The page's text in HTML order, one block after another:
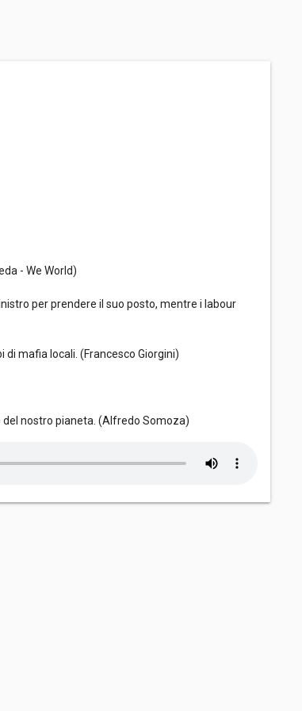
- We World)
per prendere il suo posto, mentre i labour
mafia locali. (Francesco Giorgini)
del nostro pianeta. (Alfredo Somoza)